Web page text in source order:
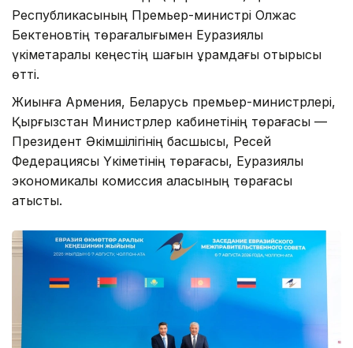
Республикасының Премьер-министрі Олжас
Бектеновтің төрағалығымен Еуразиялық
үкіметаралық кеңестің шағын құрамдағы отырысы
өтті.
Жиынға Армения, Беларусь премьер-министрлері,
Қырғызстан Министрлер кабинетінің төрағасы —
Президент Әкімшілігінің басшысы, Ресей
Федерациясы Үкіметінің төрағасы, Еуразиялық
экономикалық комиссия алқасының төрағасы
қатысты.